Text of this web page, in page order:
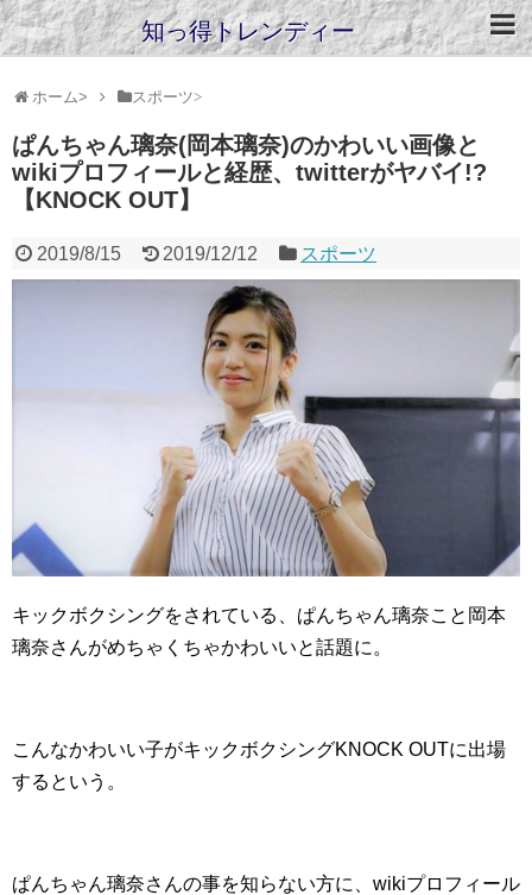
知っ得トレンディー
ホーム> スポーツ>
ぱんちゃん璃奈(岡本璃奈)のかわいい画像と
wikiプロフィールと経歴、twitterがヤバイ!?
【KNOCK OUT】
2019/8/15 2019/12/12 スポーツ
キックボクシングをされている、ぱんちゃん璃奈こと岡本
璃奈さんがめちゃくちゃかわいいと話題に。
こんなかわいい子がキックボクシングKNOCK OUTに出場
するという。
ぱんちゃん璃奈さんの事を知らない方に、wikiプロフィール